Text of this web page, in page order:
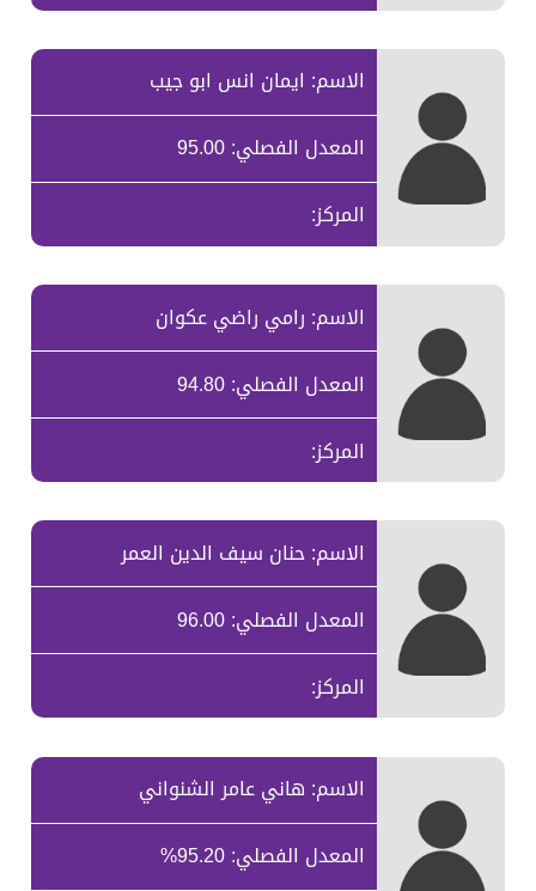
الاسم: ايمان انس ابو جيب
المعدل الفصلي: 95.00
المركز:
الاسم: رامي راضي عكوان
المعدل الفصلي: 94.80
المركز:
الاسم: حنان سيف الدين العمر
المعدل الفصلي: 96.00
المركز:
الاسم: هاني عامر الشنواني
المعدل الفصلي: 95.20%